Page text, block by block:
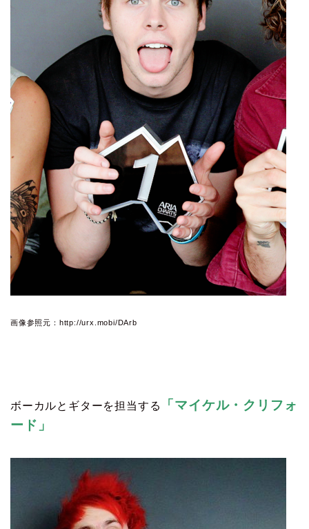
画像参照元：http://urx.mobi/DArb
ボーカルとギターを担当する
「マイケル・クリフォ
ード」